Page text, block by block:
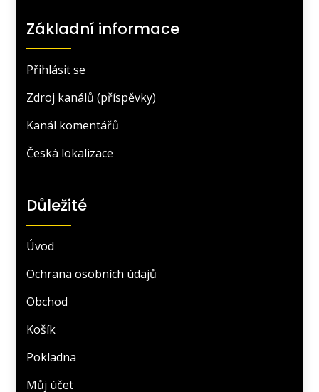
Základní informace
Přihlásit se
Zdroj kanálů (příspěvky)
Kanál komentářů
Česká lokalizace
Důležité
Úvod
Ochrana osobních údajů
Obchod
Košík
Pokladna
Můj účet